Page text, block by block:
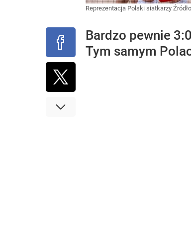
Reprezentacja Polski siatkarzy
Bardzo pewnie
Tym samym